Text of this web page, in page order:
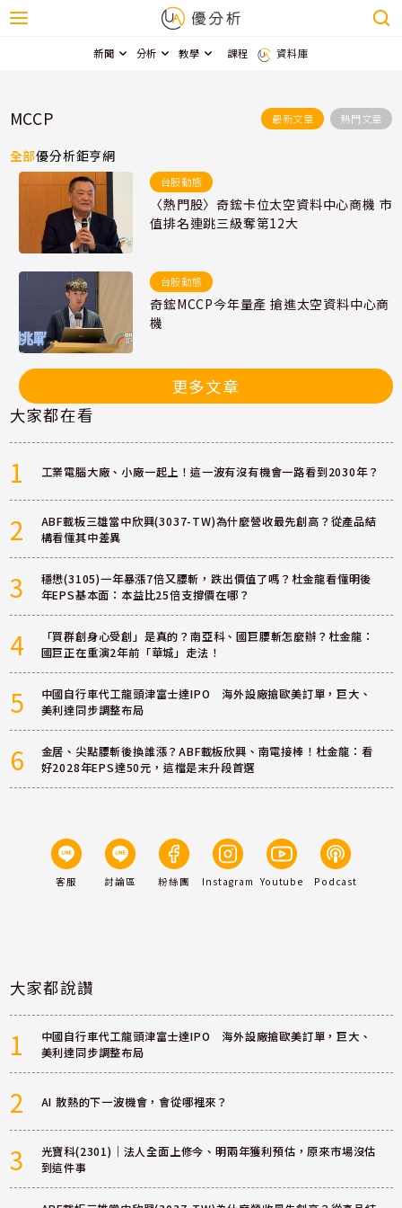
新聞 分析 教學 課程 資料庫
MCCP 最新文章 熱門文章
全部優分析鉅亨網
台股動態
〈熱門股〉奇鋐卡位太空資料中心商機 市
值排名連跳三級奪第12大
台股動態
奇鋐MCCP今年量產 搶進太空資料中心商
機
更多文章
大家都在看
1 工業電腦大廠、小廠一起上！這一波有沒有機會一路看到2030年？
2
ABF載板三雄當中欣興(3037-TW)為什麼營收最先創高？從產品結
構看懂其中差異
3
穩懋(3105)一年暴漲7倍又腰斬，跌出價值了嗎？杜金龍看懂明後
年EPS基本面：本益比25倍支撐價在哪？
4
「買群創身心受創」是真的？南亞科、國巨腰斬怎麼辦？杜金龍：
國巨正在重演2年前「華城」走法！
5
中國自行車代工龍頭津富士達IPO 海外設廠搶歐美訂單，巨大、
美利達同步調整布局
6
金居、尖點腰斬後換誰漲？ABF載板欣興、南電接棒！杜金龍：看
好2028年EPS達50元，這檔是末升段首選
客服 討論區 粉絲團 Instagram Youtube Podcast
大家都說讚
1
中國自行車代工龍頭津富士達IPO 海外設廠搶歐美訂單，巨大、
美利達同步調整布局
2 AI 散熱的下一波機會，會從哪裡來？
3
光寶科(2301)｜法人全面上修今、明兩年獲利預估，原來市場沒估
到這件事